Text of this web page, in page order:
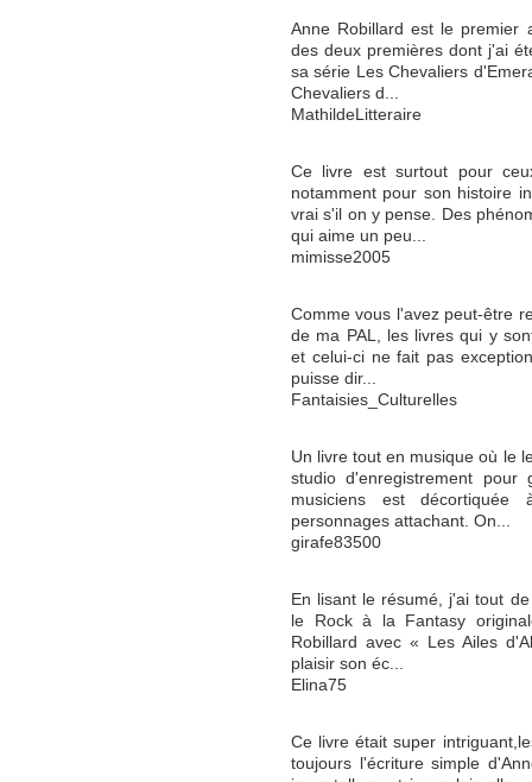
Anne Robillard est le premier
des deux premières dont j'ai
sa série Les Chevaliers
Chevaliers d...
MathildeLitteraire
Ce livre est surtout pour
notamment pour son histoire
vrai s'il on y pense. Des
qui aime un peu...
mimisse2005
Comme vous l'avez peut-être
de ma PAL, les livres qui y
et celui-ci ne fait pas
puisse dir...
Fantaisies_Culturelles
Un livre tout en musique où le
studio d'enregistrement
musiciens est
personnages attachant. On...
girafe83500
En lisant le résumé, j'ai tout
le Rock à la Fantasy
Robillard avec « Les Ailes
plaisir son éc...
Elina75
Ce livre était super
toujours l'écriture simple